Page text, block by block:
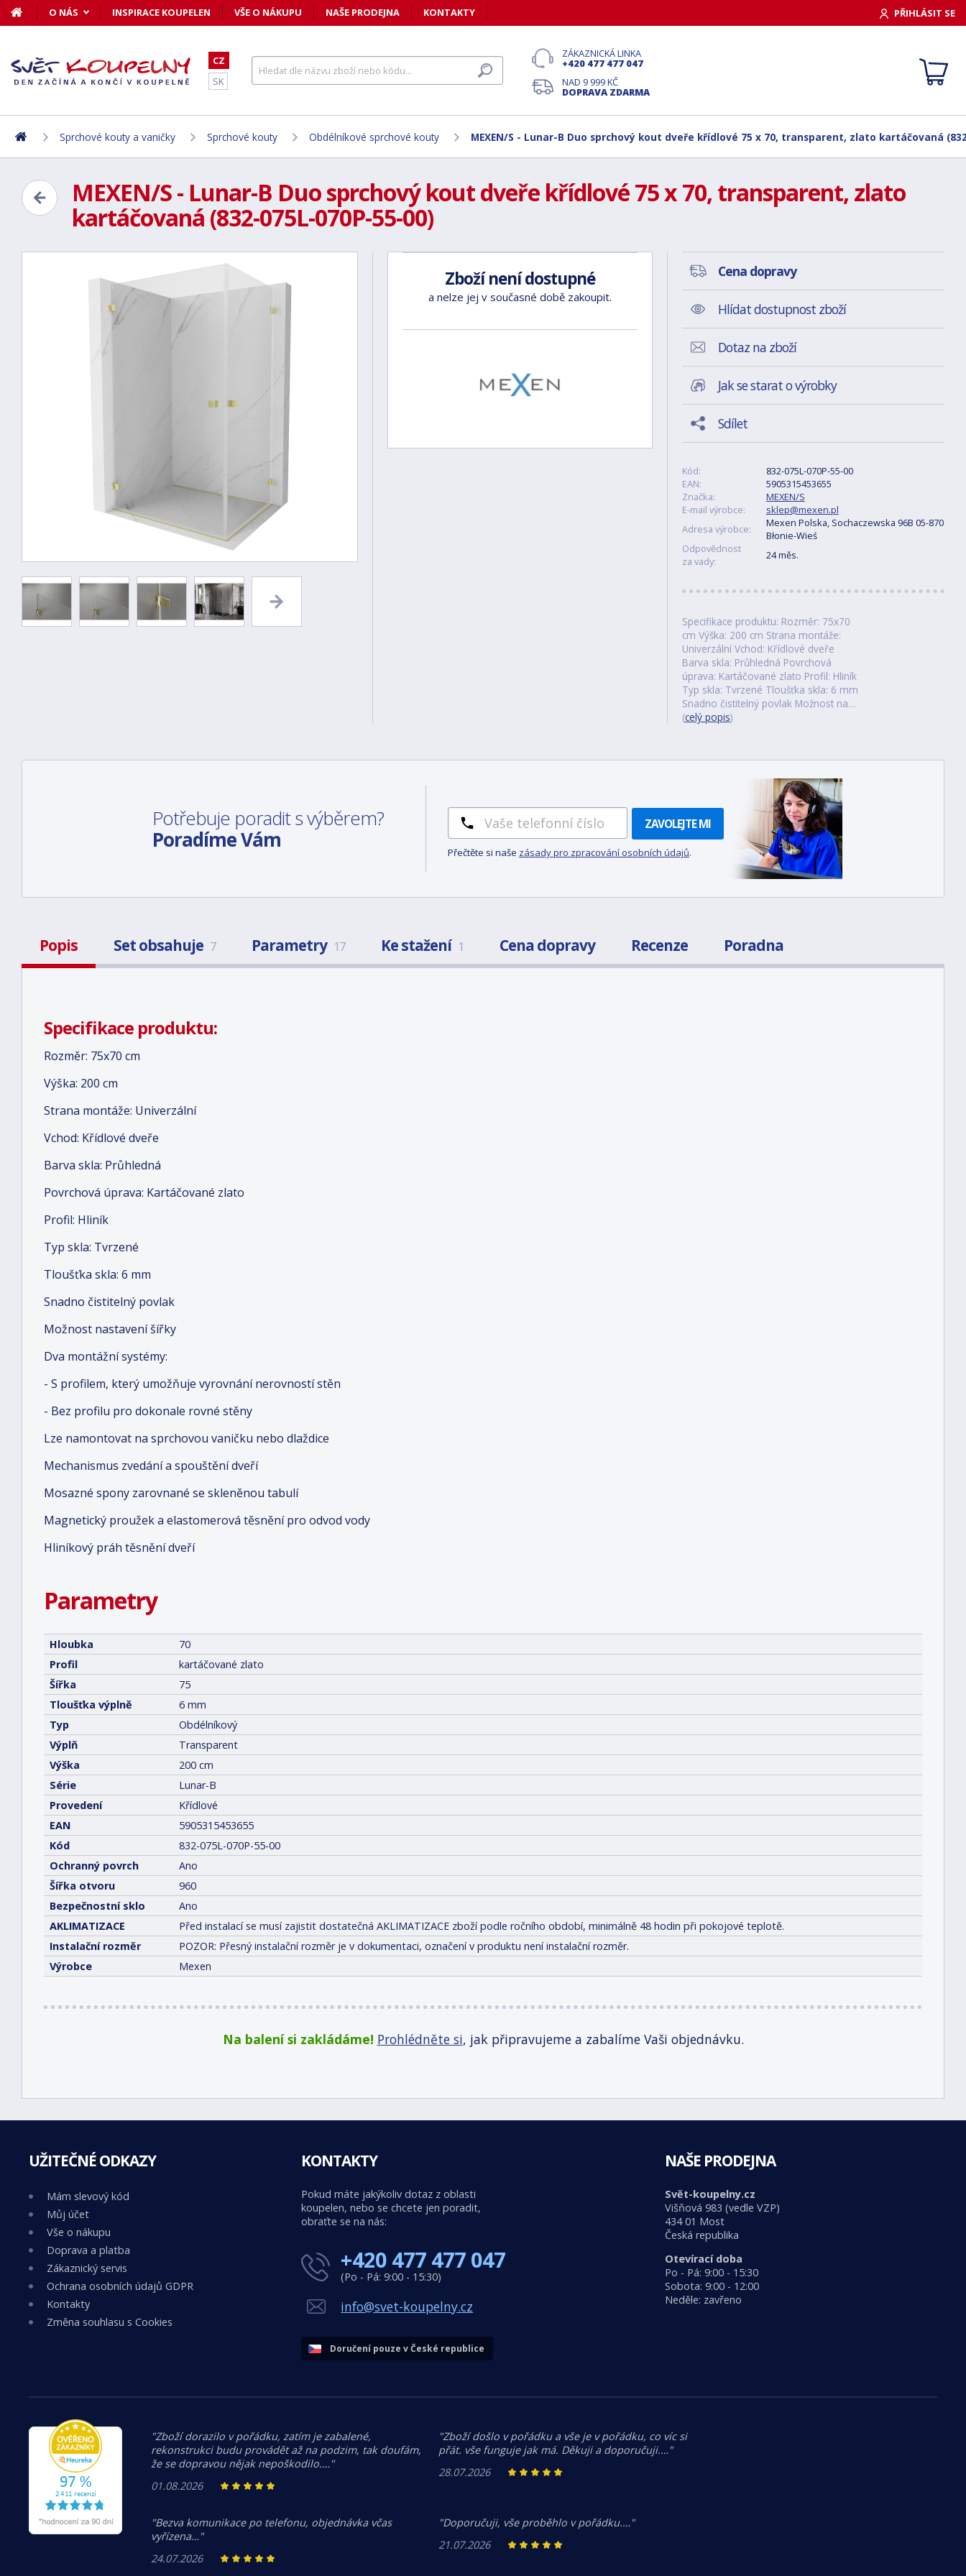
O NÁS INSPIRACE KOUPELEN VŠE O NÁKUPU NAŠE PRODEJNA KONTAKTY PŘIHLÁSIT SE
CZ
SK
ZÁKAZNICKÁ LINKA
+420 477 477 047
NAD 9 999 KČ
DOPRAVA ZDARMA
Sprchové kouty a vaničky Sprchové kouty Obdélníkové sprchové kouty MEXEN/S - Lunar-B Duo sprchový kout dveře křídlové 75 x 70, transparent, zlato kartáčovaná
MEXEN/S - Lunar-B Duo sprchový kout dveře křídlové 75 x 70, transparent, zlato
kartáčovaná (832-075L-070P-55-00)
Zboží není dostupné
a nelze jej v současné době zakoupit.
Cena dopravy
Hlídat dostupnost zboží
Dotaz na zboží
Jak se starat o výrobky
Sdílet
Kód:
832-075L-070P-55-00
EAN:
5905315453655
Značka:
MEXEN/S
E-mail výrobce:
sklep@mexen.pl
Adresa výrobce:
Mexen Polska, Sochaczewska 96B 05-870
Błonie-Wieś
Odpovědnost
za vady:
24 měs.
Specifikace produktu: Rozměr: 75x70
cm Výška: 200 cm Strana montáže:
Univerzální Vchod: Křídlové dveře
Barva skla: Průhledná Povrchová
úprava: Kartáčované zlato Profil: Hliník
Typ skla: Tvrzené Tloušťka skla: 6 mm
Snadno čistitelný povlak Možnost na…
(celý popis)
Potřebuje poradit s výběrem?
Poradíme Vám
ZAVOLEJTE MI
Přečtěte si naše zásady pro zpracování osobních údajů.
Popis Set obsahuje 7 Parametry 17 Ke stažení 1 Cena dopravy Recenze Poradna
Specifikace produktu:
Rozměr: 75x70 cm
Výška: 200 cm
Strana montáže: Univerzální
Vchod: Křídlové dveře
Barva skla: Průhledná
Povrchová úprava: Kartáčované zlato
Profil: Hliník
Typ skla: Tvrzené
Tloušťka skla: 6 mm
Snadno čistitelný povlak
Možnost nastavení šířky
Dva montážní systémy:
- S profilem, který umožňuje vyrovnání nerovností stěn
- Bez profilu pro dokonale rovné stěny
Lze namontovat na sprchovou vaničku nebo dlaždice
Mechanismus zvedání a spouštění dveří
Mosazné spony zarovnané se skleněnou tabulí
Magnetický proužek a elastomerová těsnění pro odvod vody
Hliníkový práh těsnění dveří
Parametry
Hloubka
70
Profil
kartáčované zlato
Šířka
75
Tloušťka výplně
6 mm
Typ
Obdélníkový
Výplň
Transparent
Výška
200 cm
Série
Lunar-B
Provedení
Křídlové
EAN
5905315453655
Kód
832-075L-070P-55-00
Ochranný povrch
Ano
Šířka otvoru
960
Bezpečnostní sklo
Ano
AKLIMATIZACE
Před instalací se musí zajistit dostatečná AKLIMATIZACE zboží podle ročního období, minimálně 48 hodin při pokojové teplotě.
Instalační rozměr
POZOR: Přesný instalační rozměr je v dokumentaci, označení v produktu není instalační rozměr.
Výrobce
Mexen
Na balení si zakládáme! Prohlédněte si, jak připravujeme a zabalíme Vaši objednávku.
UŽITEČNÉ ODKAZY
Mám slevový kód
Můj účet
Vše o nákupu
Doprava a platba
Zákaznický servis
Ochrana osobních údajů GDPR
Kontakty
Změna souhlasu s Cookies
KONTAKTY
Pokud máte jakýkoliv dotaz z oblasti
koupelen, nebo se chcete jen poradit,
obraťte se na nás:
+420 477 477 047
(Po - Pá: 9:00 - 15:30)
info@svet-koupelny.cz
Doručení pouze v České republice
NAŠE PRODEJNA
Svět-koupelny.cz
Višňová 983 (vedle VZP)
434 01 Most
Česká republika
Otevírací doba
Po - Pá: 9:00 - 15:30
Sobota: 9:00 - 12:00
Neděle: zavřeno
"Zboží dorazilo v pořádku, zatím je zabalené,
rekonstrukci budu provádět až na podzim, tak doufám,
že se dopravou nějak nepoškodilo.…"
01.08.2026
"Zboží došlo v pořádku a vše je v pořádku, co víc si
přát. vše funguje jak má. Děkuji a doporučuji.…"
28.07.2026
"Bezva komunikace po telefonu, objednávka včas
vyřízena…"
24.07.2026
"Doporučuji, vše proběhlo v pořádku.…"
21.07.2026